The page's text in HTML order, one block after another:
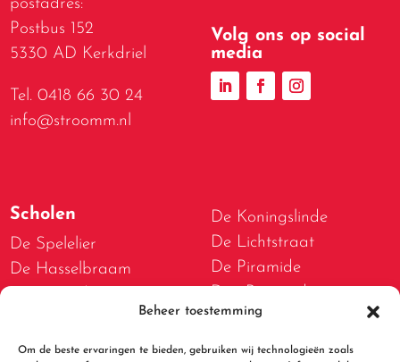
Beheer toestemming
Om de beste ervaringen te bieden, gebruiken wij technologieën zoals
postadres:
Postbus 152
5330 AD Kerkdriel
Tel. 0418 66 30 24
info@stroomm.nl
Volg ons op social
media
Scholen
De Spelelier
De Hasselbraam
De Meidoorn
De Koningslinde
De Lichtstraat
De Piramide
D.W. van Dam van
Brakelschool